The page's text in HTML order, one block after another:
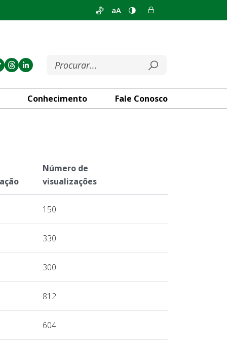
aA
Conhecimento Fale Conosco
Número de
visualizações
150
330
300
812
604